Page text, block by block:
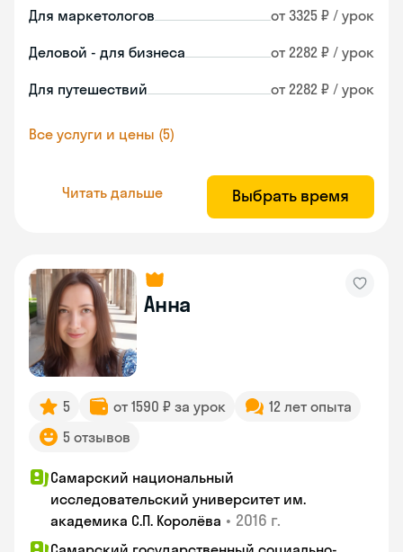
Для маркетологов от 3325 ₽ / урок
Деловой - для бизнеса от 2282 ₽ / урок
Для путешествий от 2282 ₽ / урок
Все услуги и цены (5)
Читать дальше Выбрать время
Анна
5 от 1590 ₽ за урок
12 лет опыта
5 отзывов
Самарский национальный
исследовательский университет им.
академика С.П. Королёва • 2016 г.